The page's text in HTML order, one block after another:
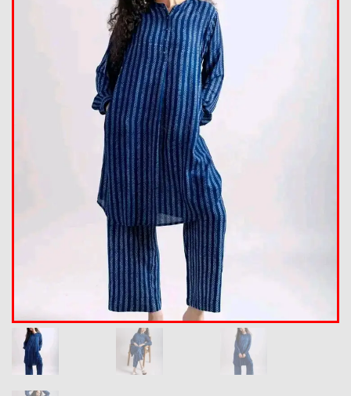
Summer Collection